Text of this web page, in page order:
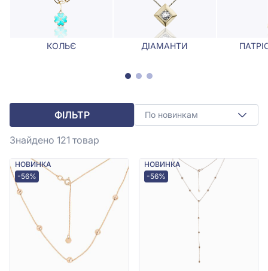
КОЛЬЄ ДІАМАНТИ
ФІЛЬТР По новинкам
Знайдено 121 товар
НОВИНКА
-56%
НОВИНКА
-56%